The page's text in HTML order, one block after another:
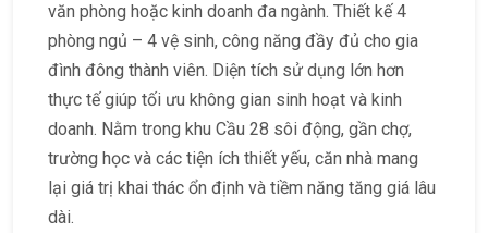
văn phòng hoặc kinh doanh đa ngành. Thiết kế 4
phòng ngủ – 4 vệ sinh, công năng đầy đủ cho gia
đình đông thành viên. Diện tích sử dụng lớn hơn
thực tế giúp tối ưu không gian sinh hoạt và kinh
doanh. Nằm trong khu Cầu 28 sôi động, gần chợ,
trường học và các tiện ích thiết yếu, căn nhà mang
lại giá trị khai thác ổn định và tiềm năng tăng giá lâu
dài.